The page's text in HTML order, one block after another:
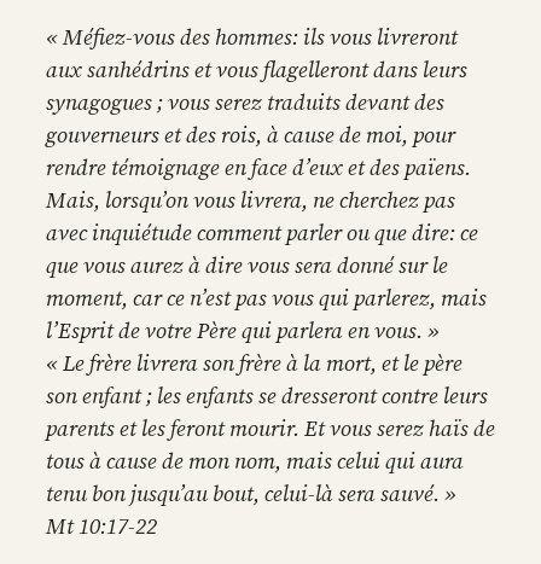
« Méfiez-vous des hommes: ils vous livreront
aux sanhédrins et vous flagelleront dans leurs
synagogues ; vous serez traduits devant des
gouverneurs et des rois, à cause de moi, pour
rendre témoignage en face d’eux et des païens.
Mais, lorsqu’on vous livrera, ne cherchez pas
avec inquiétude comment parler ou que dire: ce
que vous aurez à dire vous sera donné sur le
moment, car ce n’est pas vous qui parlerez, mais
l’Esprit de votre Père qui parlera en vous. »
« Le frère livrera son frère à la mort, et le père
son enfant ; les enfants se dresseront contre leurs
parents et les feront mourir. Et vous serez haïs de
tous à cause de mon nom, mais celui qui aura
tenu bon jusqu’au bout, celui-là sera sauvé. »
Mt 10:17-22